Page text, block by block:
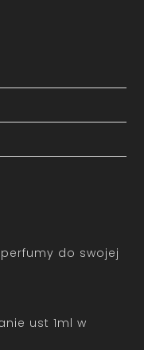
do swojej
ust 1ml w